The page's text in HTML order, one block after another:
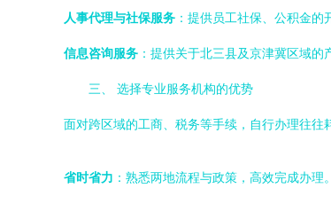
人事代理与社保服务 ：提供员工社保、公积金
信息咨询服务 ：提供关于北三县及京津冀区域
三、 选择专业服务机构的优势
面对跨区域的工商、税务等手续，自行办理往往
省时省力 ：熟悉两地流程与政策，高效完成办理。